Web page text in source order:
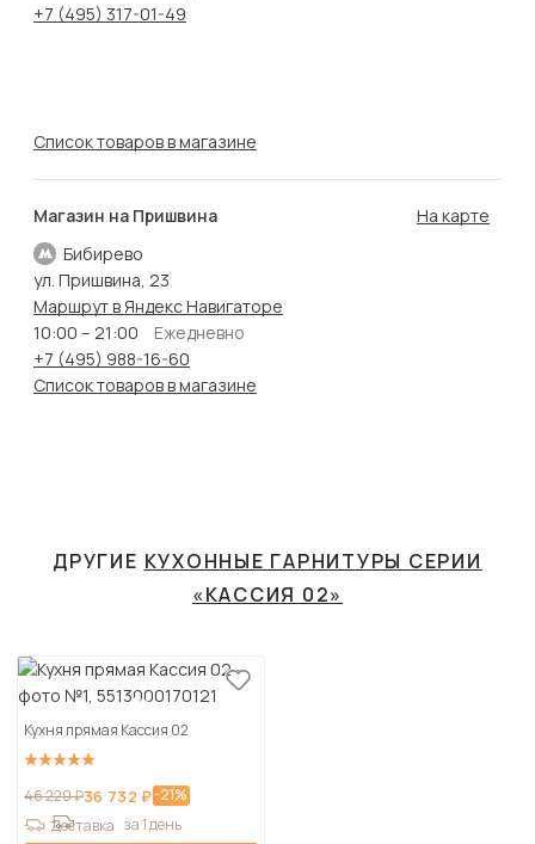
+7 (495) 317-01-49
Список товаров в магазине
Магазин на Пришвина
Бибирево
На карте
ул. Пришвина, 23
Маршрут в Яндекс Навигаторе
10:00 – 21:00
Ежедневно
+7 (495) 988-16-60
Список товаров в магазине
ДРУГИЕ КУХОННЫЕ ГАРНИТУРЫ СЕРИИ
«КАССИЯ 02»
Кухня прямая Кассия 02
46 220 ₽36 732 ₽-21%
Доставка за 1 день